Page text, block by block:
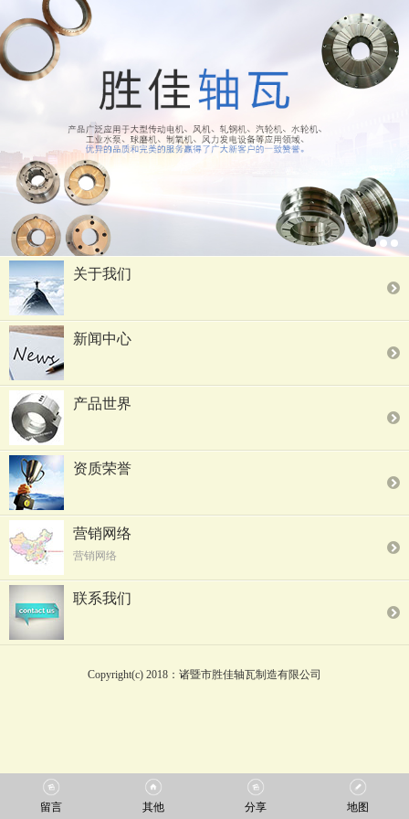
关于我们
新闻中心
产品世界
资质荣誉
营销网络
营销网络
联系我们
Copyright(c) 2018：诸暨市胜佳轴瓦制造有限公司
留言 其他 分享 地图